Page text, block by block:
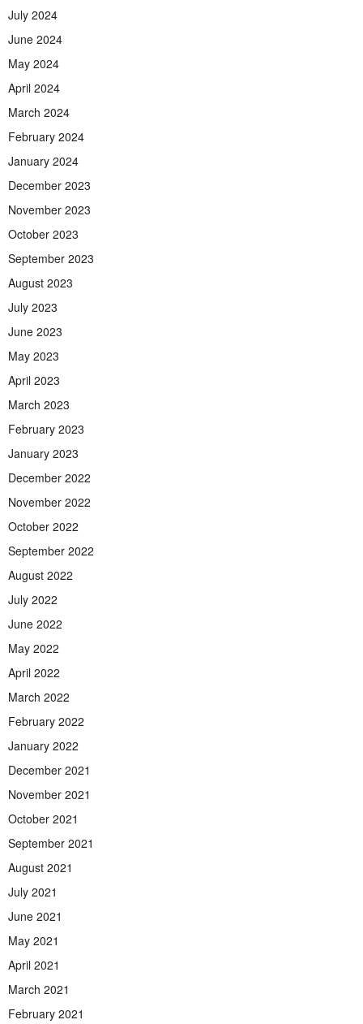
July 2024
June 2024
May 2024
April 2024
March 2024
February 2024
January 2024
December 2023
November 2023
October 2023
September 2023
August 2023
July 2023
June 2023
May 2023
April 2023
March 2023
February 2023
January 2023
December 2022
November 2022
October 2022
September 2022
August 2022
July 2022
June 2022
May 2022
April 2022
March 2022
February 2022
January 2022
December 2021
November 2021
October 2021
September 2021
August 2021
July 2021
June 2021
May 2021
April 2021
March 2021
February 2021